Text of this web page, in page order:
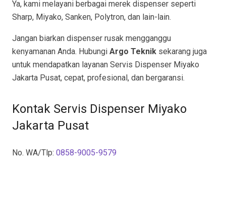
Ya, kami melayani berbagai merek dispenser seperti
Sharp, Miyako, Sanken, Polytron, dan lain-lain.
Jangan biarkan dispenser rusak mengganggu
kenyamanan Anda. Hubungi Argo Teknik sekarang juga
untuk mendapatkan layanan Servis Dispenser Miyako
Jakarta Pusat, cepat, profesional, dan bergaransi.
Kontak Servis Dispenser Miyako
Jakarta Pusat
No. WA/Tlp: 0858-9005-9579